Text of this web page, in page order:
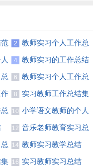
2
教师实习个人工作总
结集合15篇
4 教师实习的工作总结
6
教师实习个人工作总
结(集合15篇)
8
实习教师工作总结集
合14篇
10 小学语文教师的个人
实习总结7篇
12 音乐老师教育实习总
结4篇
14 教师实习教学总结
15篇
16 实习教师实习总结